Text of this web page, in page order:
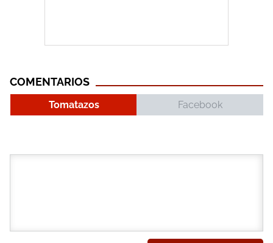
COMENTARIOS
Tomatazos Facebook